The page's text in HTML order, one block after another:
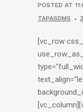
POSTED AT
TAPASDMS
[vc_row